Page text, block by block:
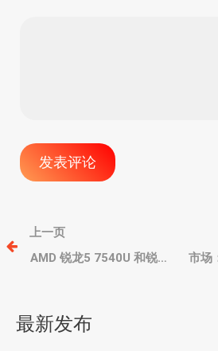
文
章
航
上一页
AMD 锐龙5 7540U 和锐龙
市场
最新发布